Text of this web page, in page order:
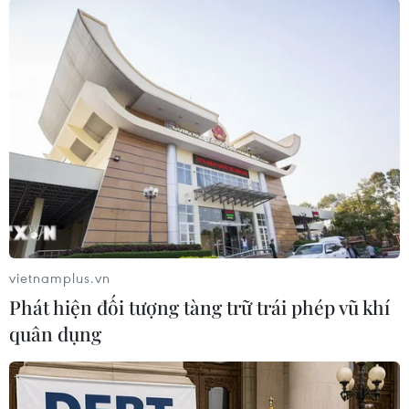
Theo dõi VietnamPlus
TIN LIÊN QUAN
vietnamplus.vn
Phát hiện đối tượng tàng trữ trái phép vũ khí
quân dụng